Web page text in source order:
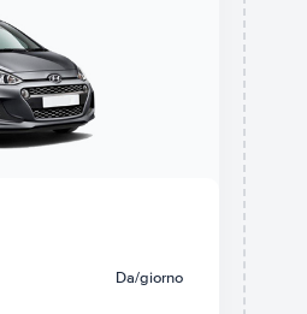
Da/giorno